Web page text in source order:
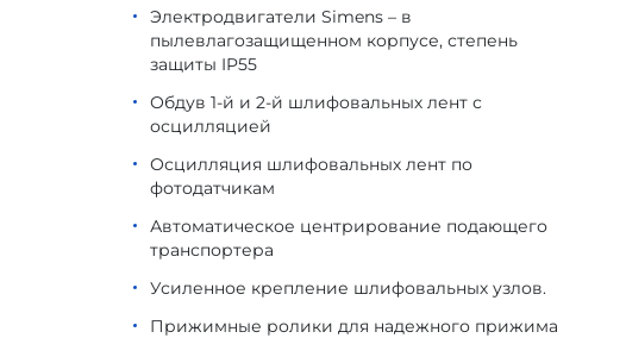
Электродвигатели Simens – в
пылевлагозащищенном корпусе, степень
защиты IP55
Обдув 1-й и 2-й шлифовальных лент с
осцилляцией
Осцилляция шлифовальных лент по
фотодатчикам
Автоматическое центрирование подающего
транспортера
Усиленное крепление шлифовальных узлов.
Прижимные ролики для надежного прижима